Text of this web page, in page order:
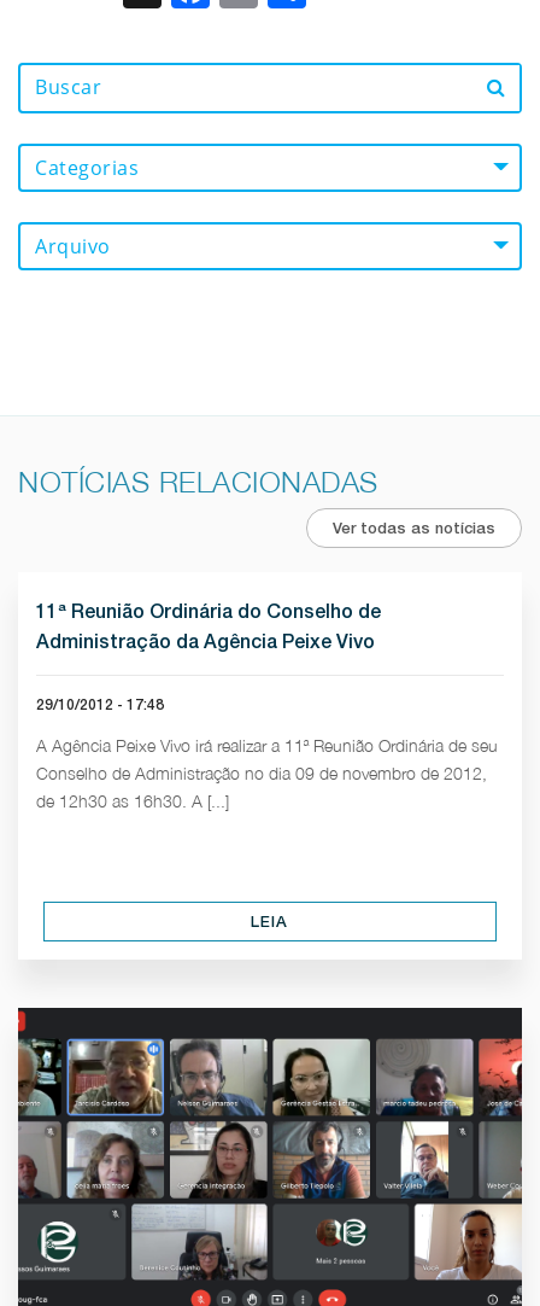
Categorias
Arquivo
NOTÍCIAS RELACIONADAS
Ver todas as notícias
11ª Reunião Ordinária do Conselho de
Administração da Agência Peixe Vivo
29/10/2012 - 17:48
A Agência Peixe Vivo irá realizar a 11ª Reunião Ordinária de seu
Conselho de Administração no dia 09 de novembro de 2012,
de 12h30 as 16h30. A [...]
LEIA